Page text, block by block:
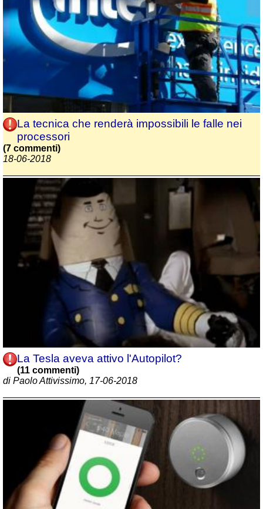
La tecnica che renderà impossibili le falle nei
processori
(7 commenti)
18-06-2018
La Tesla aveva attivo l'Autopilot?
(11 commenti)
di Paolo Attivissimo, 17-06-2018